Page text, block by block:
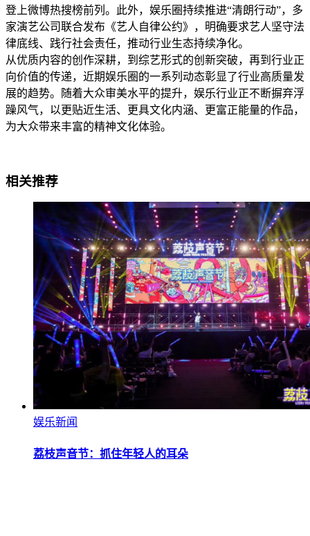
登上微博热搜榜前列。此外，娱乐圈持续推进“清朗行动”，多
家演艺公司联合发布《艺人自律公约》，明确要求艺人坚守法
律底线、践行社会责任，推动行业生态持续净化。
从优质内容的创作深耕，到综艺形式的创新突破，再到行业正
向价值的传递，近期娱乐圈的一系列动态彰显了行业高质量发
展的趋势。随着大众审美水平的提升，娱乐行业正不断摒弃浮
躁风气，以更贴近生活、更具文化内涵、更富正能量的作品，
为大众带来丰富的精神文化体验。
相关推荐
娱乐新闻
荔枝声音节：抓住年轻人的耳朵